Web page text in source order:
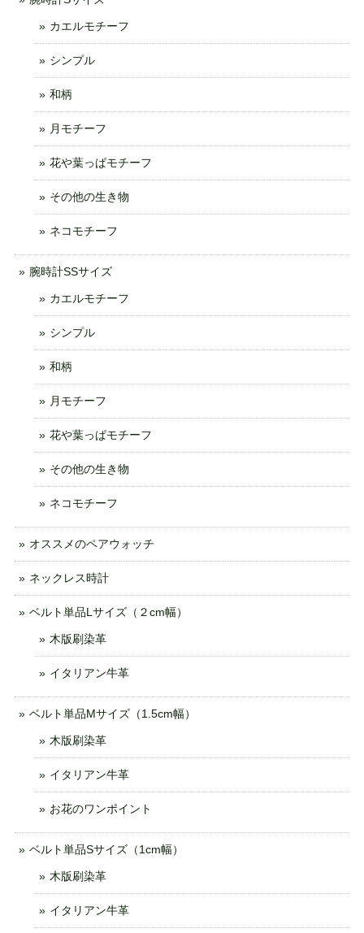
カエルモチーフ
シンプル
和柄
月モチーフ
花や葉っぱモチーフ
その他の生き物
ネコモチーフ
腕時計SSサイズ
カエルモチーフ
シンプル
和柄
月モチーフ
花や葉っぱモチーフ
その他の生き物
ネコモチーフ
オススメのペアウォッチ
ネックレス時計
ベルト単品Lサイズ（２cm幅）
木版刷染革
イタリアン牛革
ベルト単品Mサイズ（1.5cm幅）
木版刷染革
イタリアン牛革
お花のワンポイント
ベルト単品Sサイズ（1cm幅）
木版刷染革
イタリアン牛革